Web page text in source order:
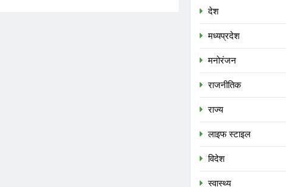
देश
मध्‍यप्रदेश
मनोरंजन
राजनीतिक
राज्य
लाइफ स्टाइल
विदेश
स्‍वास्‍थ्‍य